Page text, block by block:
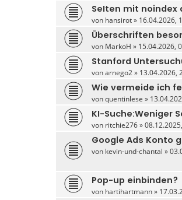
SeIten mit noindex
von hansirot» 16.04.2026,
Überschriften
von MarkoH » 15.04.2026,
Stanford
vonarnego2» 13.04.2026,
Wie vermeide ich
vonquentinlese »
KI-Suche:Weniger
von ritchie276»
Google Ads Konto
von kevin-und-chantal »
Pop-up einbinden?
von hartihartmann»